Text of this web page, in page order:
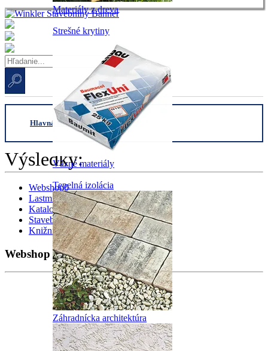
Materiály z dreva
Strešné krytiny
Väzné materiály
Tepelná izolácia
Záhradnícka architektúra
Hlavná stranka /webshop / Strešné okno
Výsledky:
Webshop0
Lastminute0
Katalog0
Stavebniny Kalkulator0
Knižnica0
Webshop